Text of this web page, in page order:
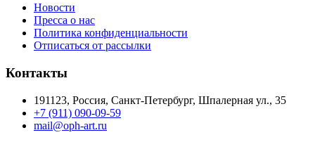
Новости
Пресса о нас
Политика конфиденциальности
Отписаться от рассылки
Контакты
191123, Россия, Санкт-Петербург, Шпалерная ул., 35
+7 (911) 090-09-59
mail@oph-art.ru